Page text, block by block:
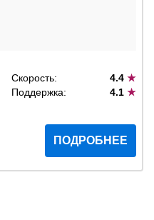
Скорость: 4.4 ★
Поддержка: 4.1 ★
ПОДРОБНЕЕ